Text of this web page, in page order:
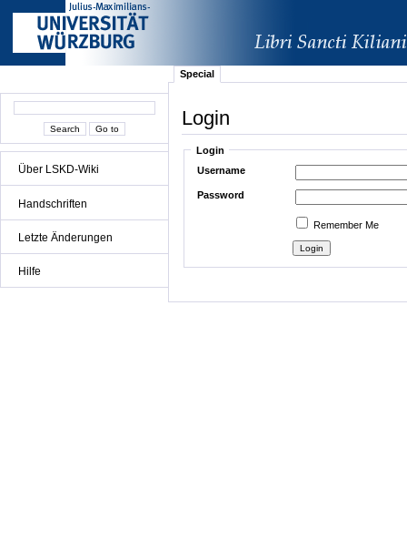
Über LSKD-Wiki
Handschriften
Letzte Änderungen
Hilfe
Special
Login
Login
Username
Password
Remember Me